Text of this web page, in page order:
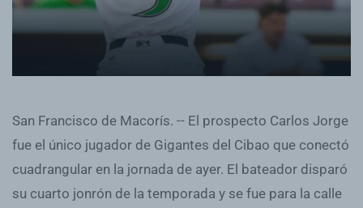
San Francisco de Macorís. -- El prospecto Carlos Jorge
fue el único jugador de Gigantes del Cibao que conectó
cuadrangular en la jornada de ayer. El bateador disparó
su cuarto jonrón de la temporada y se fue para la calle